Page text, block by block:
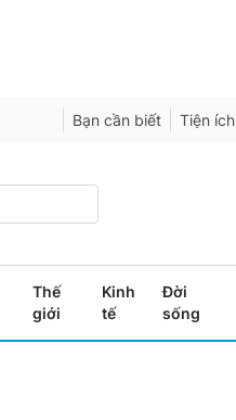
Bạn cần biết Tiện ích
Thế
giới
Kinh
tế
Đời
sống